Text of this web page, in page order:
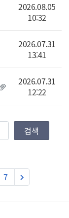
2026.08.05
10:32
2026.07.31
13:41
2026.07.31
12:22
검색
7 keyboard_arrow_right